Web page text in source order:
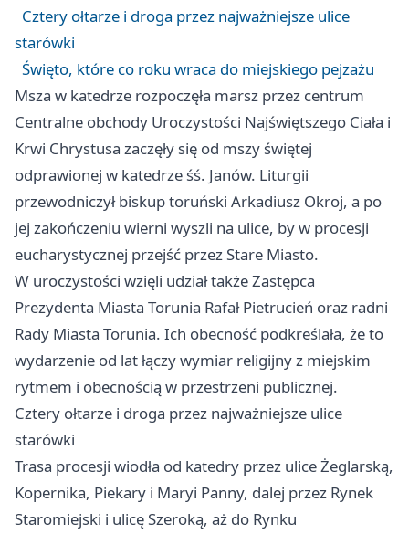
Cztery ołtarze i droga przez najważniejsze ulice
starówki
Święto, które co roku wraca do miejskiego pejzażu
Msza w katedrze rozpoczęła marsz przez centrum
Centralne obchody Uroczystości Najświętszego Ciała i
Krwi Chrystusa zaczęły się od mszy świętej
odprawionej w katedrze śś. Janów. Liturgii
przewodniczył biskup toruński Arkadiusz Okroj, a po
jej zakończeniu wierni wyszli na ulice, by w procesji
eucharystycznej przejść przez Stare Miasto.
W uroczystości wzięli udział także Zastępca
Prezydenta Miasta Torunia Rafał Pietrucień oraz radni
Rady Miasta Torunia. Ich obecność podkreślała, że to
wydarzenie od lat łączy wymiar religijny z miejskim
rytmem i obecnością w przestrzeni publicznej.
Cztery ołtarze i droga przez najważniejsze ulice
starówki
Trasa procesji wiodła od katedry przez ulice Żeglarską,
Kopernika, Piekary i Maryi Panny, dalej przez Rynek
Staromiejski i ulicę Szeroką, aż do Rynku